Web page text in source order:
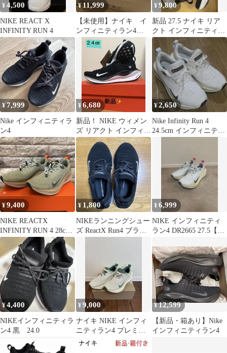
¥4,500
NIKE REACT X
INFINITY RUN 4
¥ 11,999
【未使用】ナイキ イ
ンフィニティラン4
28cm
¥9,800
新品 27.5 ナイキ リア
クト インフィニティラ
ン 4 ランニングシュー
ズ
¥7,999
Nike インフィニティラ
ン4
¥6,680
新品！ NIKE ウィメン
ズ リアクト インフィニ
ティラン4 24cm
¥2,650
Nike Infinity Run 4
24.5cm インフィニティ
¥9,400
NIKE REACTX
INFINITY RUN 4 28cm
未使用品
¥ 1,800
NIKEランニングシュー
ズ ReactX Run4 ブラッ
¥6,999
NIKE インフィニティ
ラン4 DR2665 27.5【値
¥4,400
NIKEインフィニティラ
ン4 黒 24.0
¥9,000
ナイキ NIKE インフィ
ニティラン4 プレミア
ム （HF4310 072）美品
¥12,599
【新品・箱あり】Nike
インフィニティラン4